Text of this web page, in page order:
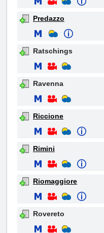
Predazzo
Ratschings
Ravenna
Riccione
Rimini
Riomaggiore
Rovereto